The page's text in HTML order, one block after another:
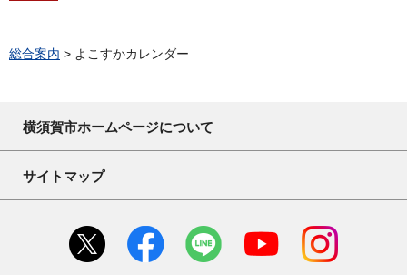
総合案内 > よこすかカレンダー
横須賀市ホームページについて
サイトマップ